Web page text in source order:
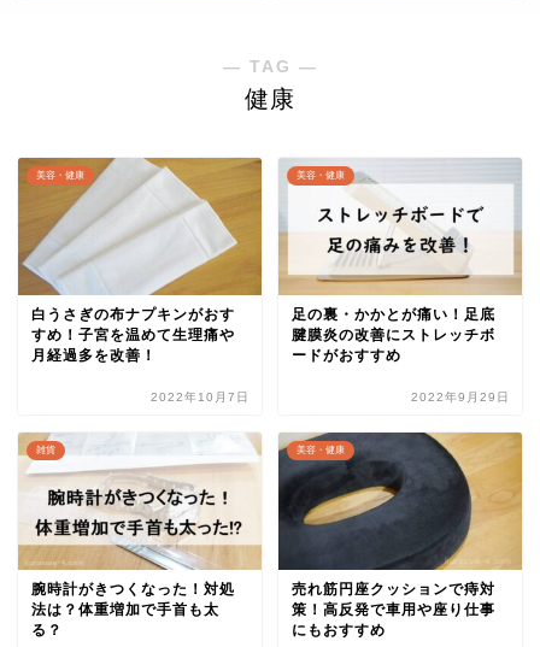
― TAG ―
健康
美容・健康
白うさぎの布ナプキンがおす
すめ！子宮を温めて生理痛や
月経過多を改善！
2022年10月7日
美容・健康
足の裏・かかとが痛い！足底
腱膜炎の改善にストレッチボ
ードがおすすめ
2022年9月29日
雑貨
腕時計がきつくなった！対処
法は？体重増加で手首も太
る？
美容・健康
売れ筋円座クッションで痔対
策！高反発で車用や座り仕事
にもおすすめ